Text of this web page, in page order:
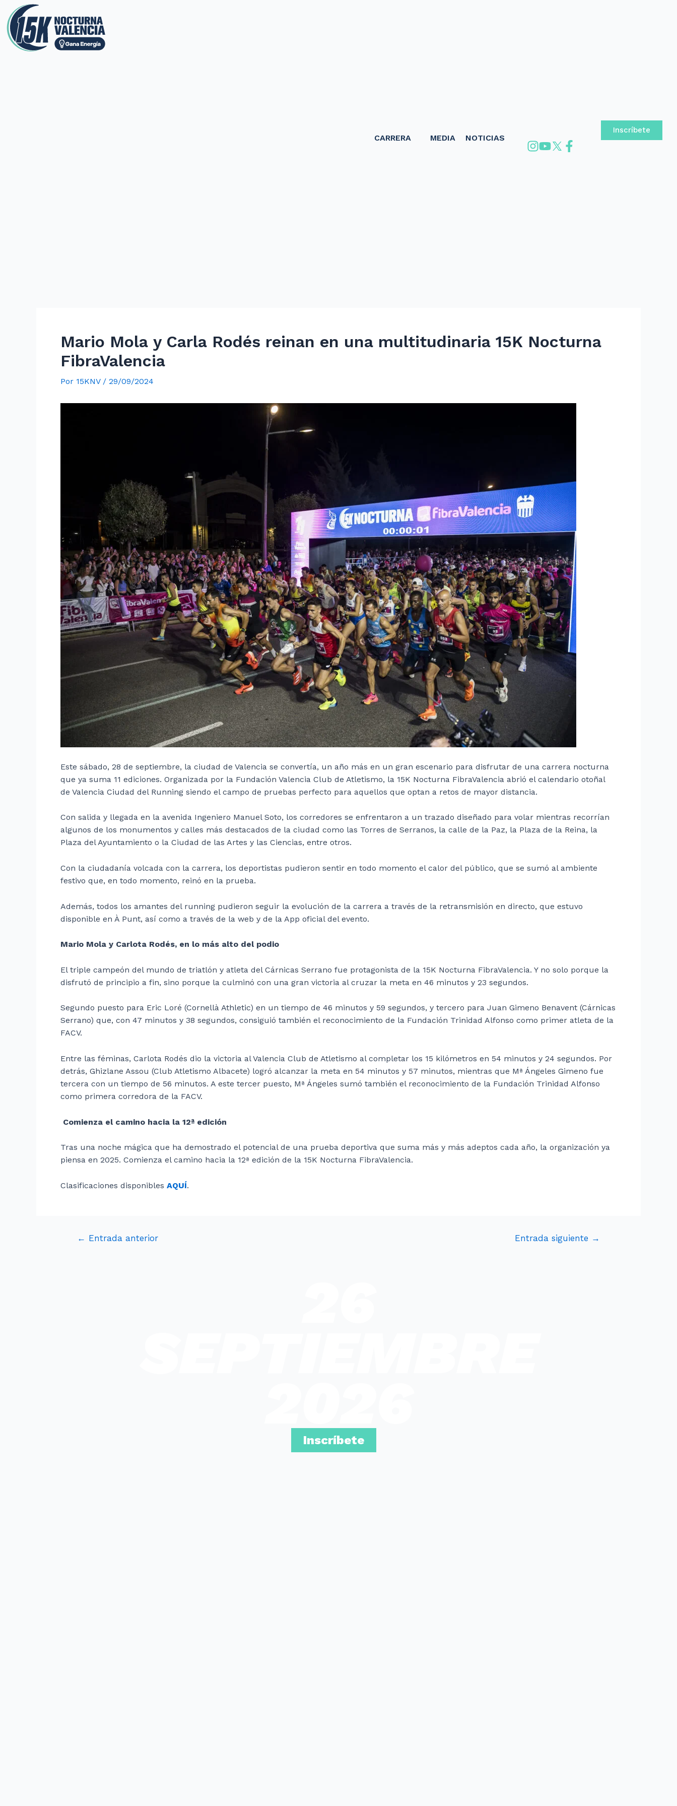
CARRERA MEDIA NOTICIAS
Inscríbete
Mario Mola y Carla Rodés reinan en una multitudinaria 15K Nocturna
FibraValencia
Por 15KNV / 29/09/2024
Este sábado, 28 de septiembre, la ciudad de Valencia se convertía, un año más en un gran escenario para disfrutar de una carrera nocturna
que ya suma 11 ediciones. Organizada por la Fundación Valencia Club de Atletismo, la 15K Nocturna FibraValencia abrió el calendario otoñal
de Valencia Ciudad del Running siendo el campo de pruebas perfecto para aquellos que optan a retos de mayor distancia.
Con salida y llegada en la avenida Ingeniero Manuel Soto, los corredores se enfrentaron a un trazado diseñado para volar mientras recorrían
algunos de los monumentos y calles más destacados de la ciudad como las Torres de Serranos, la calle de la Paz, la Plaza de la Reina, la
Plaza del Ayuntamiento o la Ciudad de las Artes y las Ciencias, entre otros.
Con la ciudadanía volcada con la carrera, los deportistas pudieron sentir en todo momento el calor del público, que se sumó al ambiente
festivo que, en todo momento, reinó en la prueba.
Además, todos los amantes del running pudieron seguir la evolución de la carrera a través de la retransmisión en directo, que estuvo
disponible en À Punt, así como a través de la web y de la App oficial del evento.
Mario Mola y Carlota Rodés, en lo más alto del podio
El triple campeón del mundo de triatlón y atleta del Cárnicas Serrano fue protagonista de la 15K Nocturna FibraValencia. Y no solo porque la
disfrutó de principio a fin, sino porque la culminó con una gran victoria al cruzar la meta en 46 minutos y 23 segundos.
Segundo puesto para Eric Loré (Cornellà Athletic) en un tiempo de 46 minutos y 59 segundos, y tercero para Juan Gimeno Benavent (Cárnicas
Serrano) que, con 47 minutos y 38 segundos, consiguió también el reconocimiento de la Fundación Trinidad Alfonso como primer atleta de la
FACV.
Entre las féminas, Carlota Rodés dio la victoria al Valencia Club de Atletismo al completar los 15 kilómetros en 54 minutos y 24 segundos. Por
detrás, Ghizlane Assou (Club Atletismo Albacete) logró alcanzar la meta en 54 minutos y 57 minutos, mientras que Mª Ángeles Gimeno fue
tercera con un tiempo de 56 minutos. A este tercer puesto, Mª Ángeles sumó también el reconocimiento de la Fundación Trinidad Alfonso
como primera corredora de la FACV.
Comienza el camino hacia la 12ª edición
Tras una noche mágica que ha demostrado el potencial de una prueba deportiva que suma más y más adeptos cada año, la organización ya
piensa en 2025. Comienza el camino hacia la 12ª edición de la 15K Nocturna FibraValencia.
Clasificaciones disponibles AQUÍ.
← Entrada anterior Entrada siguiente →
Inscríbete